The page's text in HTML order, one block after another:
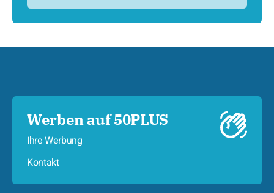
Werben auf 50PLUS
Ihre Werbung
Kontakt